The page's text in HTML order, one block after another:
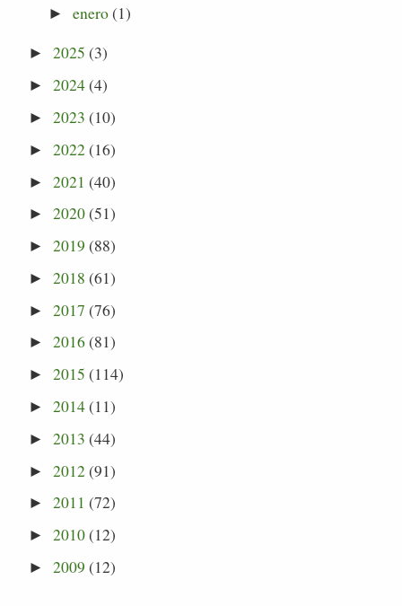
► enero(1)
►2025 (3)
►2024(4)
►2023 (10)
►2022(16)
►2021 (40)
►2020(51)
►2019 (88)
►2018 (61)
►2017 (76)
►2016(81)
►2015 (114)
►2014(11)
►2013 (44)
►2012(91)
►2011 (72)
►2010(12)
►2009 (12)